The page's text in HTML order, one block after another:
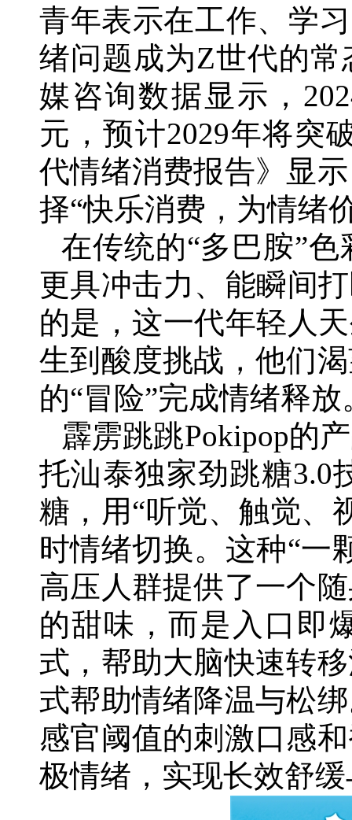
青年表示在工作、学
绪问题成为Z世代的
媒咨询数据显示，
元，预计2029年将突
代情绪消费报告》显
择“快乐消费，为情绪
在传统的“多巴胺”
更具冲击力、能瞬间
的是，这一代年轻人
生到酸度挑战，他们
的“冒险”完成情绪释放
霹雳跳跳Pokipop的
托汕泰独家劲跳糖3.0
糖，用“听觉、触觉、
时情绪切换。这种“一
高压人群提供了一个
的甜味，而是入口即
式，帮助大脑快速转
式帮助情绪降温与松
感官阈值的刺激口感
极情绪，实现长效舒